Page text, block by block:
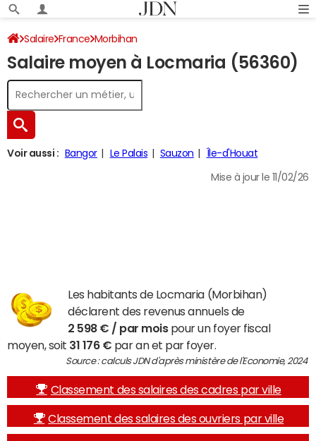
Salaire France Morbihan
Salaire moyen à Locmaria (56360)
Voir aussi : Bangor Le Palais Sauzon Île-d'Houat
Mise à jour le 11/02/26
Les habitants de Locmaria (Morbihan)
déclarent des revenus annuels de
2 598 € / par moispour un foyer fiscal
moyen, soit 31 176 € par an et par foyer.
Source : calculs JDN d'après ministère de l'Economie, 2024
Classement des salaires des cadres par ville
Classement des salaires des ouvriers par ville